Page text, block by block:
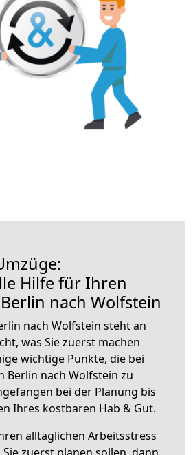
Hilfe für Ihren
nach Wolfstein
nach Wolfstein steht an
was Sie zuerst machen
wichtige Punkte, die bei
Berlin nach Wolfstein zu
bei der Planung bis
Ihres kostbaren Hab & Gut.
alltäglichen Arbeitsstress